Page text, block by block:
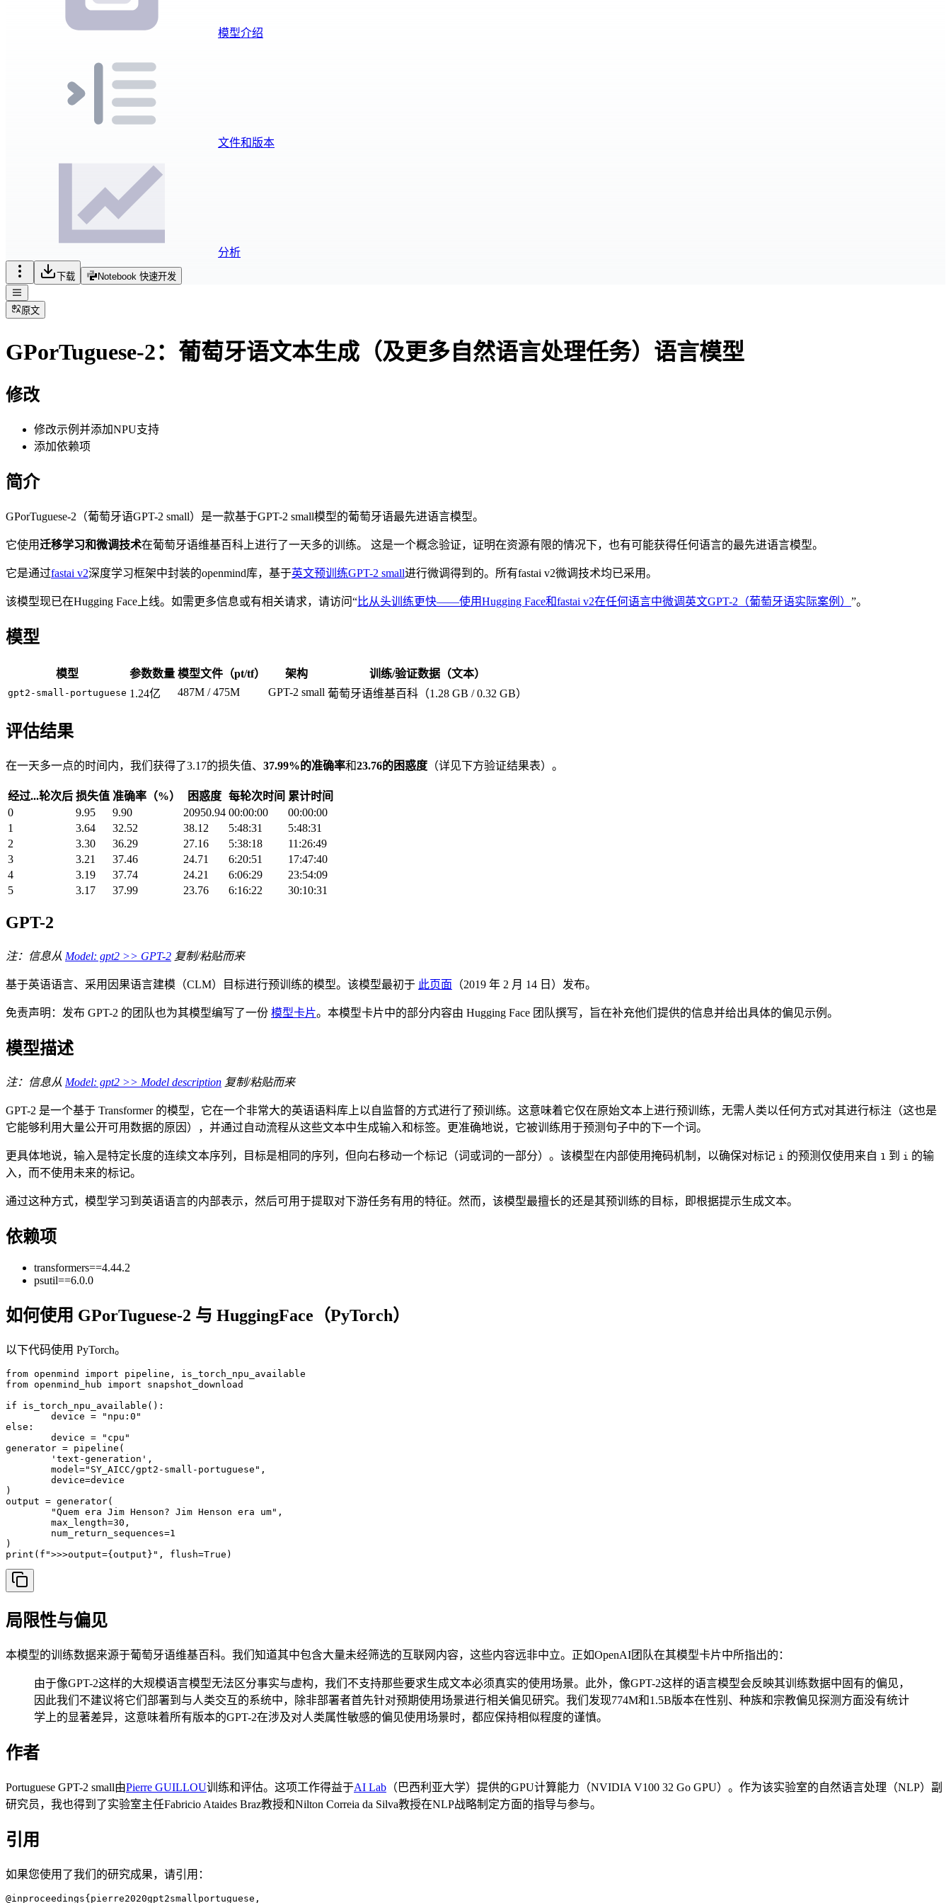
模型介绍
文件和版本
分析
下载 Notebook 快速开发
原文
GPorTuguese-2：葡萄牙语文本生成（及更多自然语言处理任务）语言模型
修改
修改示例并添加NPU支持
添加依赖项
简介
GPorTuguese-2（葡萄牙语GPT-2 small）是一款基于GPT-2 small模型的葡萄牙语最先进语言模型。
它使用迁移学习和微调技术在葡萄牙语维基百科上进行了一天多的训练。 这是一个概念验证，证明在资源有限的情况下，也有可能获得任何语言的最先进语言模型。
它是通过fastai v2深度学习框架中封装的openmind库，基于英文预训练GPT-2 small进行微调得到的。所有fastai v2微调技术均已采用。
该模型现已在Hugging Face上线。如需更多信息或有相关请求，请访问“比从头训练更快——使用Hugging Face和fastai v2在任何语言中微调英文GPT-2（葡萄牙语实际案例） ”。
模型
模型 参数数量 模型文件（pt/tf） 架构 训练/验证数据（文本）
gpt2-small-portuguese 1.24亿 487M / 475M GPT-2 small 葡萄牙语维基百科（1.28 GB / 0.32 GB）
评估结果
在一天多一点的时间内，我们获得了3.17的损失值、 37.99%的准确率和23.76的困惑度 （详见下方验证结果表）。
经过...轮次后 损失值 准确率（%） 困惑度 每轮次时间 累计时间
0
9.95 9.90 20950.94 00:00:00
00:00:00
1
3.64 32.52 38.12 5:48:31
5:48:31
2
3.30 36.29 27.16 5:38:18
11:26:49
3
3.21 37.46 24.71 6:20:51
17:47:40
4
3.19 37.74 24.21 6:06:29
23:54:09
5
3.17 37.99 23.76 6:16:22 30:10:31
GPT-2
注：信息从 Model: gpt2 >> GPT-2 复制/粘贴而来
基于英语语言、采用因果语言建模（CLM）目标进行预训练的模型。该模型最初于 此页面 （2019 年 2 月 14 日）发布。
免责声明：发布 GPT-2 的团队也为其模型编写了一份 模型卡片。本模型卡片中的部分内容由 Hugging Face 团队撰写，旨在补充他们提供的信息并给出具体的偏见示例。
模型描述
注：信息从 Model: gpt2 >> Model description 复制/粘贴而来
GPT-2 是一个基于 Transformer 的模型，它在一个非常大的英语语料库上以自监督的方式进行了预训练。这意味着它仅在原始文本上进行预训练，无需人类以任何方式对其进行标注（这也是
它能够利用大量公开可用数据的原因），并通过自动流程从这些文本中生成输入和标签。更准确地说，它被训练用于预测句子中的下一个词。
更具体地说，输入是特定长度的连续文本序列，目标是相同的序列，但向右移动一个标记（词或词的一部分）。该模型在内部使用掩码机制，以确保对标记 i 的预测仅使用来自 1 到 i 的输
入，而不使用未来的标记。
通过这种方式，模型学习到英语语言的内部表示，然后可用于提取对下游任务有用的特征。然而，该模型最擅长的还是其预训练的目标，即根据提示生成文本。
依赖项
transformers==4.44.2
psutil==6.0.0
如何使用 GPorTuguese-2 与 HuggingFace（PyTorch）
以下代码使用 PyTorch。
from openmind import pipeline, is_torch_npu_available
from openmind_hub import snapshot_download
if is_torch_npu_available():
else:
generator = pipeline(
)
output = generator(
)
print(f">>>output={output}", flush=True)
局限性与偏见
本模型的训练数据来源于葡萄牙语维基百科。我们知道其中包含大量未经筛选的互联网内容，这些内容远非中立。正如OpenAI团队在其模型卡片中所指出的：
由于像GPT-2这样的大规模语言模型无法区分事实与虚构，我们不支持那些要求生成文本必须真实的使用场景。此外，像GPT-2这样的语言模型会反映其训练数据中固有的偏见，
因此我们不建议将它们部署到与人类交互的系统中，除非部署者首先针对预期使用场景进行相关偏见研究。我们发现774M和1.5B版本在性别、种族和宗教偏见探测方面没有统计
学上的显著差异，这意味着所有版本的GPT-2在涉及对人类属性敏感的偏见使用场景时，都应保持相似程度的谨慎。
作者
Portuguese GPT-2 small由Pierre GUILLOU训练和评估。这项工作得益于AI Lab （巴西利亚大学）提供的GPU计算能力（NVIDIA V100 32 Go GPU）。作为该实验室的自然语言处理（NLP）副
研究员，我也得到了实验室主任Fabricio Ataides Braz教授和Nilton Correia da Silva教授在NLP战略制定方面的指导与参与。
引用
如果您使用了我们的研究成果，请引用：
@inproceedings{pierre2020gpt2smallportuguese,